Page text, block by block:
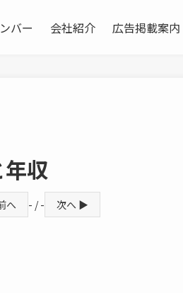
バー 会社紹介 広告掲載案内
収
へ - / - 次へ ▶